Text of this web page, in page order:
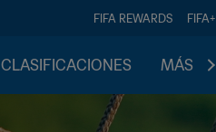
FIFA REWARDS FIFA+
CLASIFICACIONES MÁS